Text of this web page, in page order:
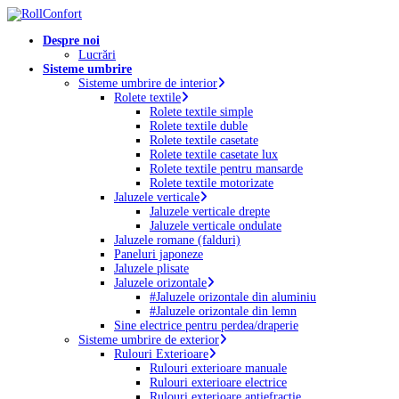
Skip
main
Menu
Despre noi
Lucrări
Sisteme umbrire
Sisteme umbrire de interior
Rolete textile
Rolete textile simple
Rolete textile duble
Rolete textile casetate
Rolete textile casetate lux
Rolete textile pentru mansarde
Rolete textile motorizate
Jaluzele verticale
Jaluzele verticale drepte
Jaluzele verticale ondulate
Jaluzele romane (falduri)
Paneluri japoneze
Jaluzele plisate
Jaluzele orizontale
#Jaluzele orizontale din aluminiu
#Jaluzele orizontale din lemn
Sine electrice pentru perdea/draperie
Sisteme umbrire de exterior
Rulouri Exterioare
Rulouri exterioare manuale
Rulouri exterioare electrice